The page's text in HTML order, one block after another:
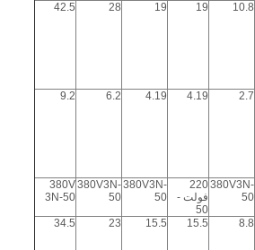
10.8
19
19
28
42.5
2.7
4.19
4.19
6.2
9.2
380V3N-
50
220
فولت -
50
380V3N-
50
380V3N-
50
380V
3N-50
8.8
15.5
15.5
23
34.5